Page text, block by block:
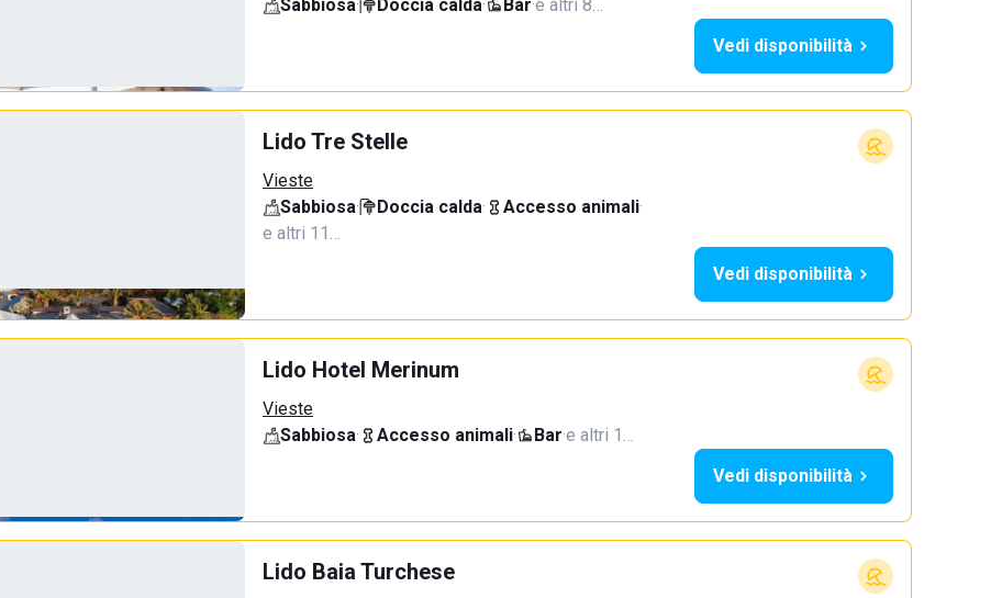
Sabbiosa· Doccia calda· Bar·e altri 8…
Vedi disponibilità
Lido Tre Stelle
Vieste
Sabbiosa· Doccia calda· Accesso animali·
e altri 11…
Vedi disponibilità
Lido Hotel Merinum
Vieste
Sabbiosa· Accesso animali· Bar·e altri 1…
Vedi disponibilità
Lido Baia Turchese